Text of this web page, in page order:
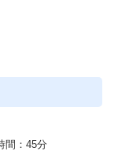
間：45分